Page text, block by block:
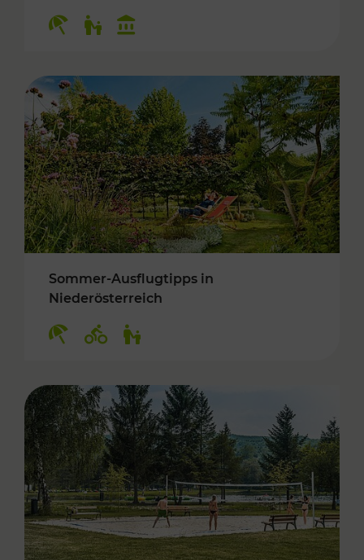
Sommer-Ausflugtipps in
Niederösterreich